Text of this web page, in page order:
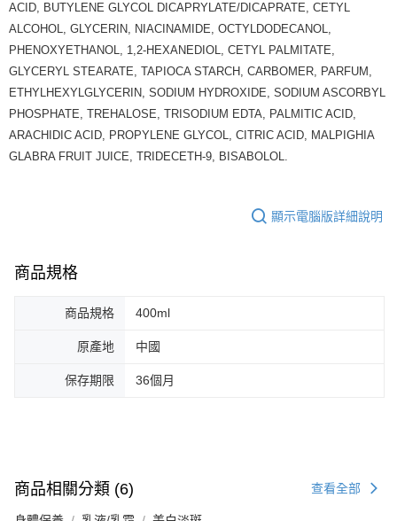
ACID, BUTYLENE GLYCOL DICAPRYLATE/DICAPRATE, CETYL
ALCOHOL, GLYCERIN, NIACINAMIDE, OCTYLDODECANOL,
PHENOXYETHANOL, 1,2-HEXANEDIOL, CETYL PALMITATE,
GLYCERYL STEARATE, TAPIOCA STARCH, CARBOMER, PARFUM,
ETHYLHEXYLGLYCERIN, SODIUM HYDROXIDE, SODIUM ASCORBYL
PHOSPHATE, TREHALOSE, TRISODIUM EDTA, PALMITIC ACID,
ARACHIDIC ACID, PROPYLENE GLYCOL, CITRIC ACID, MALPIGHIA
GLABRA FRUIT JUICE, TRIDECETH-9, BISABOLOL.
顯示電腦版詳細說明
商品規格
商品規格 400ml
原產地 中國
保存期限 36個月
商品相關分類 (6) 查看全部